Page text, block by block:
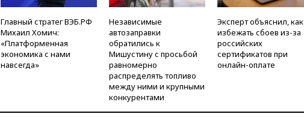
Главный стратег ВЭБ.РФ
Михаил Хомич:
«Платформенная
экономика с нами
навсегда»
Независимые
автозаправки
обратились к
Мишустину с просьбой
равномерно
распределять топливо
между ними и крупными
конкурентами
Эксперт объяснил, как
избежать сбоев из-за
российских
сертификатов при
онлайн-оплате